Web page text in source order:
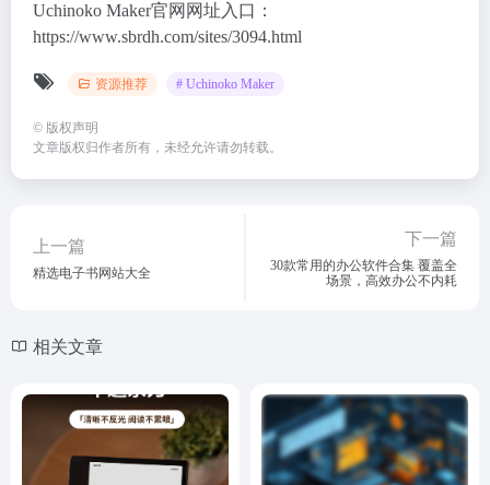
Uchinoko Maker官网网址入口：
https://www.sbrdh.com/sites/3094.html
资源推荐 # Uchinoko Maker
© 版权声明
文章版权归作者所有，未经允许请勿转载。
上一篇
精选电子书网站大全
下一篇
30款常用的办公软件合集 覆盖全
场景，高效办公不内耗
相关文章